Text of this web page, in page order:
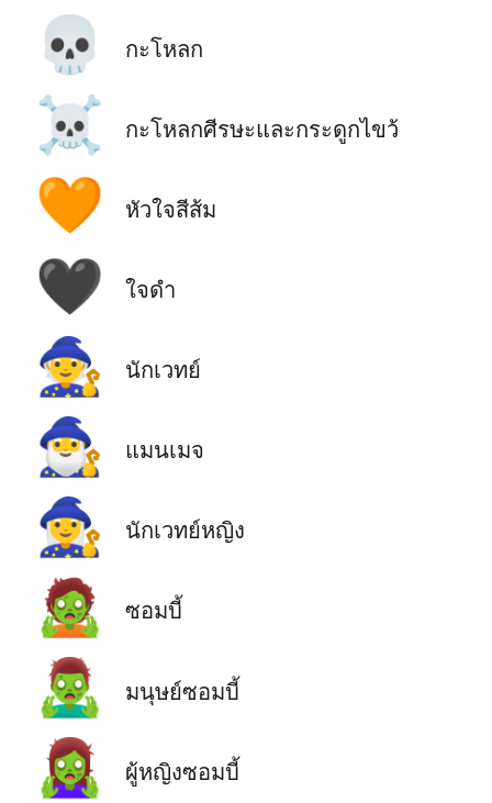
💀 กะโหลก
☠️ กะโหลกศีรษะและกระดูกไขว้
🧡 หัวใจสีส้ม
🖤 ใจดำ
🧙 นักเวทย์
🧙‍♂️ แมนเมจ
🧙‍♀️ นักเวทย์หญิง
🧟 ซอมบี้
🧟‍♂️ มนุษย์ซอมบี้
🧟‍♀️ ผู้หญิงซอมบี้